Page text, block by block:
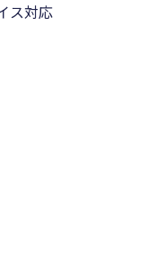
ス対応